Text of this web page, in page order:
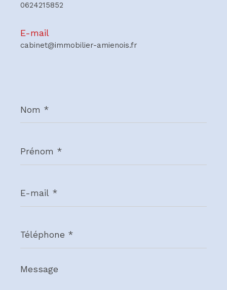
0624215852
E-mail
cabinet@immobilier-amienois.fr
*
*
mail
*
*
Message
*